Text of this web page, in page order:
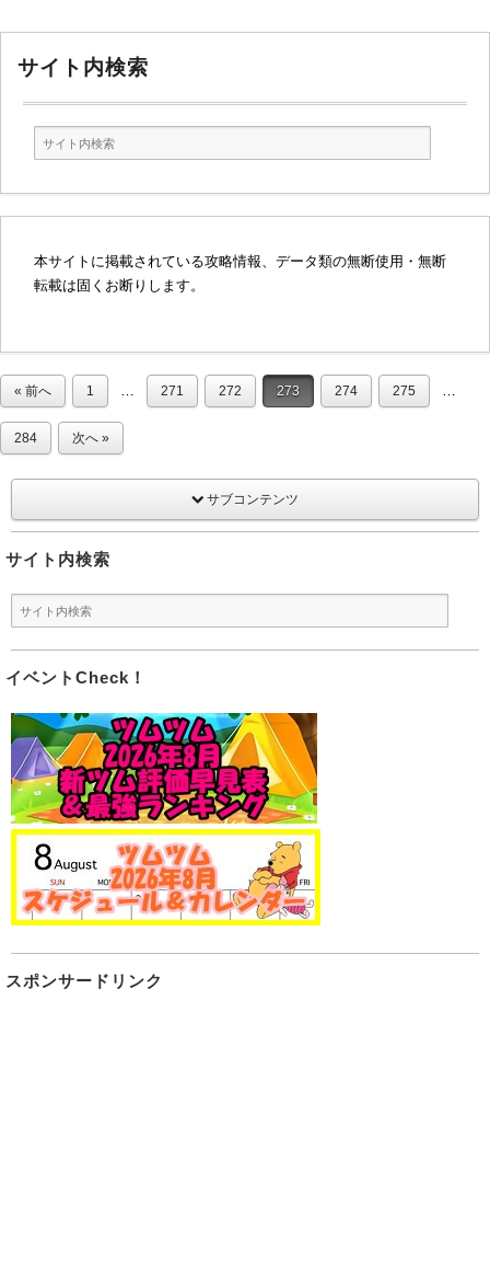
サイト内検索
本サイトに掲載されている攻略情報、データ類の無断使用・無断
転載は固くお断りします。
« 前へ 1 … 271 272 273 274 275 …
284 次へ »
サブコンテンツ
サイト内検索
イベントCheck！
スポンサードリンク